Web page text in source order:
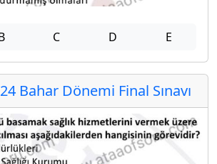
C D E
Bahar Dönemi Final Sınavı